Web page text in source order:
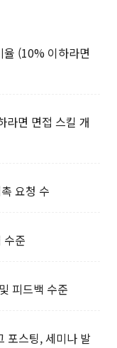
율 (10% 이하라면
라면 면접 스킬 개
요청 수
수준
피드백 수준
포스팅, 세미나 발